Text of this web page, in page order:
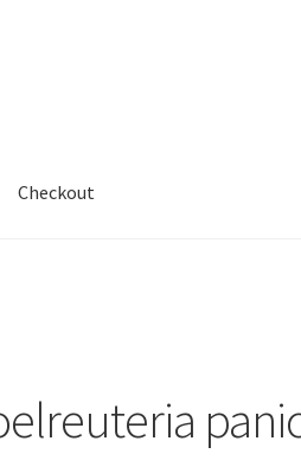
Checkout